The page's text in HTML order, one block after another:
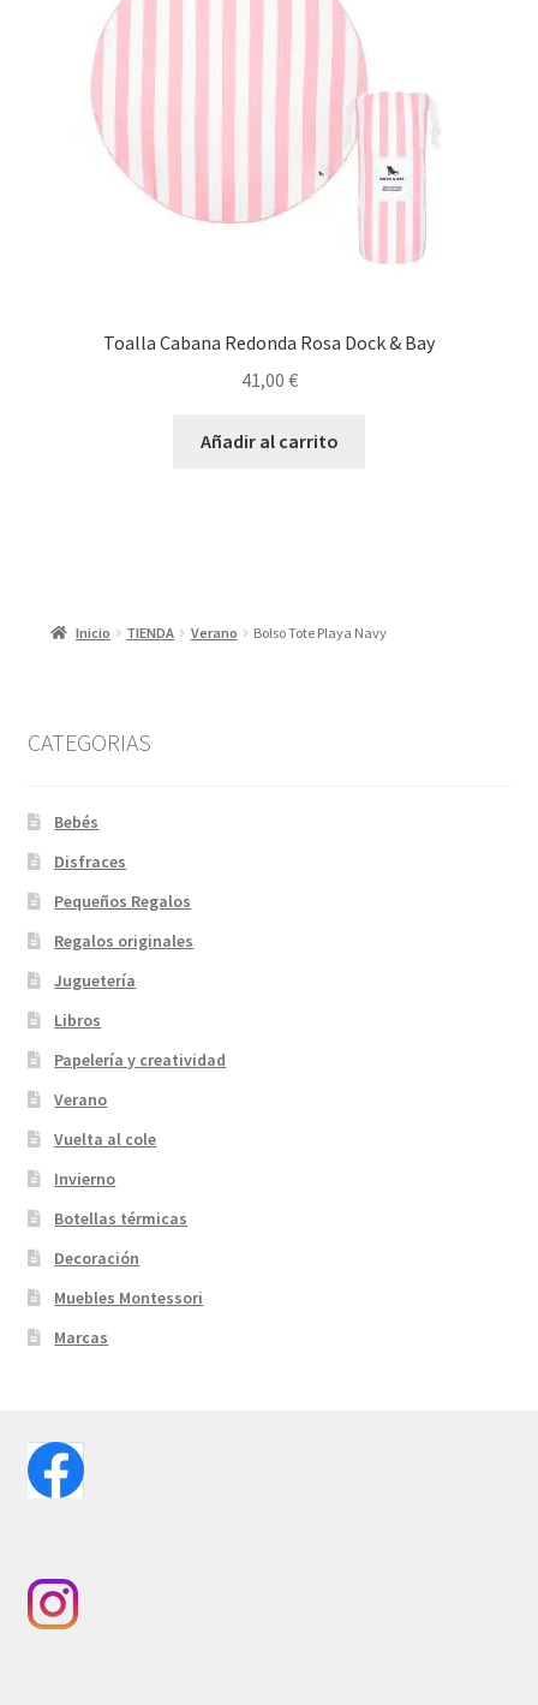
en
página
de
producto
Toalla Cabana Redonda Rosa Dock & Bay
41,00 €
Añadir al carrito
Inicio TIENDA Verano Bolso Tote Playa Navy
CATEGORIAS
Bebés
Disfraces
Pequeños Regalos
Regalos originales
Juguetería
Libros
Papelería y creatividad
Verano
Vuelta al cole
Invierno
Botellas térmicas
Decoración
Muebles Montessori
Marcas